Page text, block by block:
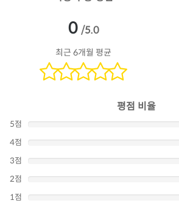
0 /5.0
최근 6개월 평균
평점 비율
5점
4점
3점
2점
1점